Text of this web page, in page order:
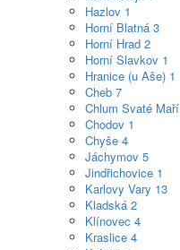
Hazlov 1
Horní Blatná 3
Horní Hrad 2
Horní Slavkov 1
Hranice (u Aše) 1
Cheb 7
Chlum Svaté Maří
Chodov 1
Chyše 4
Jáchymov 5
Jindřichovice 1
Karlovy Vary 13
Kladská 2
Klínovec 4
Kraslice 4